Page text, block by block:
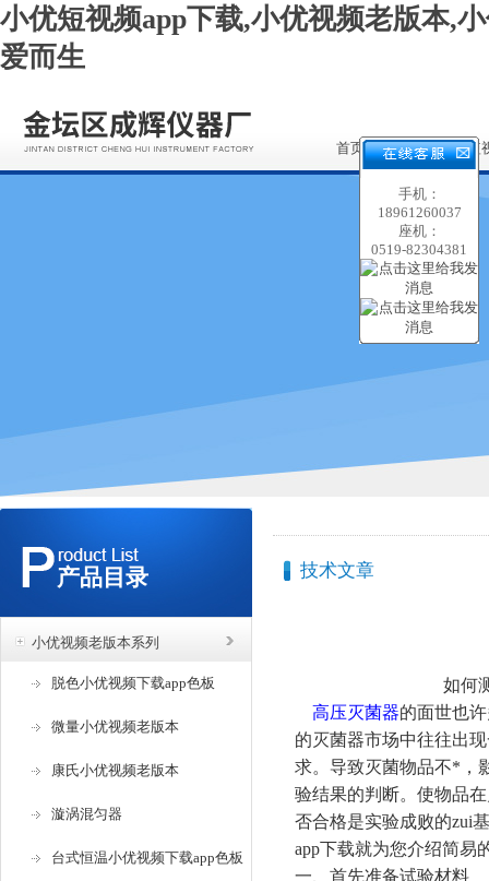
小优短视频app下载,小优视频老版本,
爱而生
首页 关于小优短
产品目录
小优视频老版本系列
脱色小优视频下载app色板
微量小优视频老版本
康氏小优视频老版本
漩涡混匀器
台式恒温小优视频下载app色板
技术文章
如何测量及判断
高压灭菌器的面世也许
的灭菌器市场中往往出现
求。导致灭菌物品不*
验结果的判断。使物
否合格是实验成败的zui基
app下载就为您介绍简易
一、首先准备试验材料
手机：
18961260037
座机：
0519-82304381